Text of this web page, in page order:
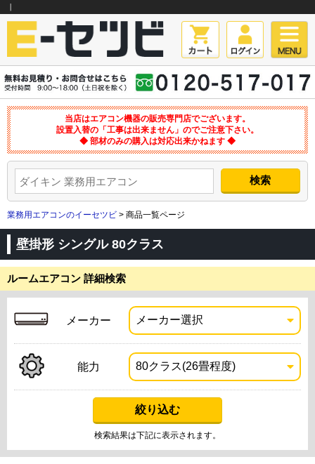
当店はエアコン機器の販売専門店でございます。
設置入替の「工事は出来ません」のでご注意下さい。
◆ 部材のみの購入は対応出来かねます ◆
業務用エアコンのイーセツビ > 商品一覧ページ
壁掛形 シングル 80クラス
ルームエアコン 詳細検索
メーカー
能力
検索結果は下記に表示されます。